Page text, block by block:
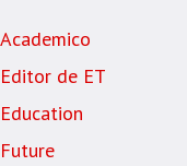
Academico
Editor de ET
Education
Future